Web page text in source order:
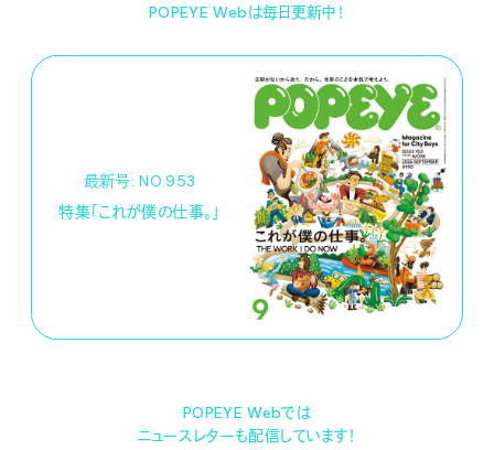
POPEYE Webは毎日更新中！
最新号: NO.953
特集「これが僕の仕事。」
POPEYE Webでは
ニュースレターも配信しています！